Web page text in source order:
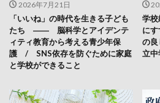
2026年7月21日
「いいね」の時代を生きる子ども
たち ―― 脳科学とアイデンテ
ィティ教育から考える青少年保
護 / SNS依存を防ぐために家庭
と学校ができること
学校
に
の良
立中